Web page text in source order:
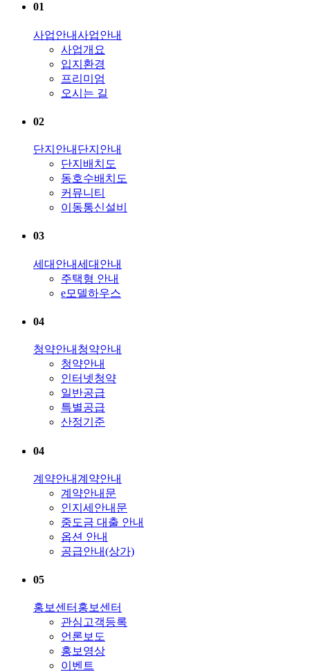
01
사업안내사업안내
사업개요
입지환경
프리미엄
오시는 길
02
단지안내 단지안내
단지배치도
동호수배치도
커뮤니티
이동통신설비
03
세대안내세대안내
주택형 안내
e모델하우스
04
청약안내 청약안내
청약안내
인터넷청약
일반공급
특별공급
산정기준
04
계약안내계약안내
계약안내문
인지세안내문
중도금 대출 안내
옵션 안내
공급안내(상가)
05
홍보센터 홍보센터
관심고객등록
언론보도
홍보영상
이벤트